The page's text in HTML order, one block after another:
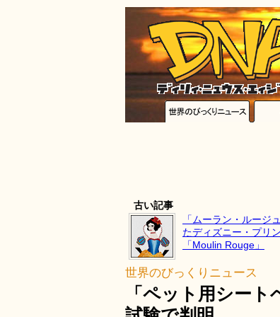
古い記事
「ムーラン・ルージ
たディズニー・プリ
「Moulin Rouge」
世界のびっくりニュース
「ペット用シー